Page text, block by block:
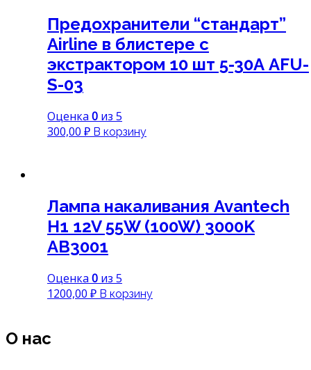
Предохранители “стандарт”
Airline в блистере с
экстрактором 10 шт 5-30А AFU-
S-03
Оценка 0 из 5
300,00 ₽ В корзину
Лампа накаливания Avantech
H1 12V 55W (100W) 3000K
AB3001
Оценка 0 из 5
1200,00 ₽ В корзину
О нас